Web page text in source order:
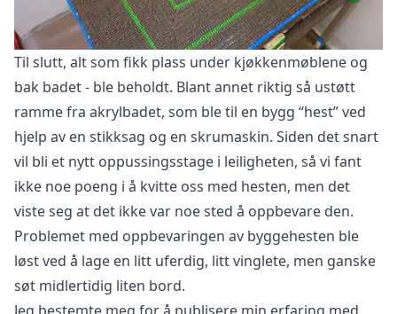
Til slutt, alt som fikk plass under kjøkkenmøblene og
bak badet - ble beholdt. Blant annet riktig så ustøtt
ramme fra akrylbadet, som ble til en bygg “hest” ved
hjelp av en stikksag og en skrumaskin. Siden det snart
vil bli et nytt oppussingsstage i leiligheten, så vi fant
ikke noe poeng i å kvitte oss med hesten, men det
viste seg at det ikke var noe sted å oppbevare den.
Problemet med oppbevaringen av byggehesten ble
løst ved å lage en litt uferdig, litt vinglete, men ganske
søt midlertidig liten bord.